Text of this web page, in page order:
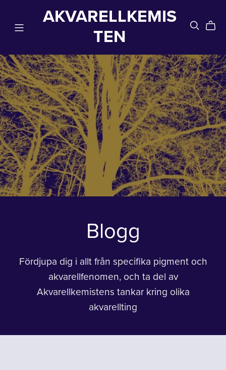
AKVARELLKEMIS
TEN
Blogg
Fördjupa dig i allt från specifika pigment och
akvarellfenomen, och ta del av
Akvarellkemistens tankar kring olika
akvarellting